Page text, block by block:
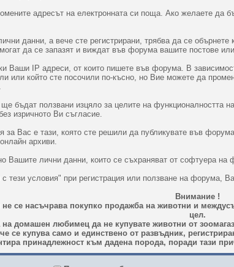
адресът на електронната си поща. Ако желаете да
данни, а вече сте регистрирани, трябва да се
да се запазят и виждат във форума вашите постове
Ваши IP адреси, от които пишете във форума. В
или който сте посочили по-късно, но Вие можете да
бъдат ползвани изцяло за целите на
изричното Ви съгласие.
за Вас е тази, която сте решили да публикувате във
архиви.
Вашите лични данни, които се съхраняват от софтуера
тези условия" при регистрация или ползване на форума,
Внимание !
се насъчрава покупко продажба на животни и
цел.
домашен любимец да не купувате животни от
се купува само и единствено от развъдник,
принадлежност към дадена порода, поради тази